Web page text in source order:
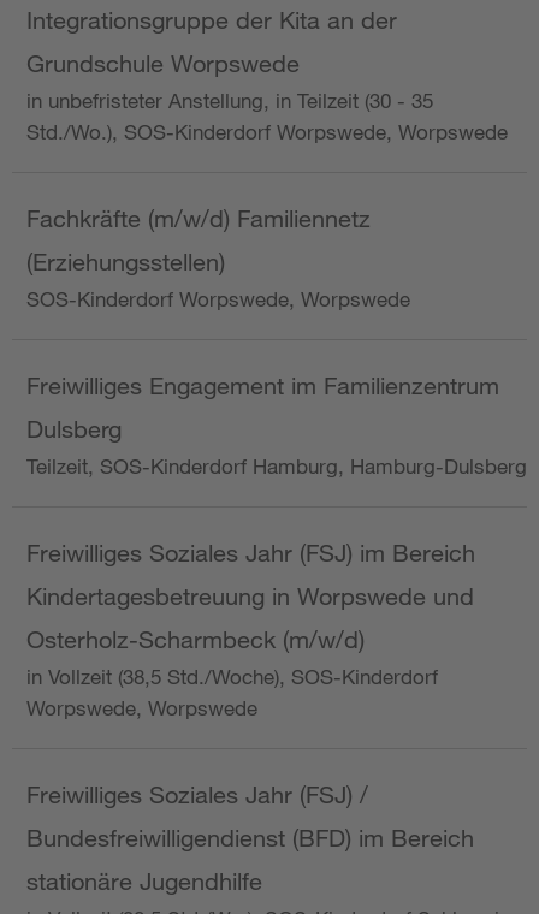
Integrationsgruppe der Kita an der
Grundschule Worpswede
in unbefristeter Anstellung, in Teilzeit (30 - 35
Std./Wo.), SOS-Kinderdorf Worpswede, Worpswede
Fachkräfte (m/w/d) Familiennetz
(Erziehungsstellen)
SOS-Kinderdorf Worpswede, Worpswede
Freiwilliges Engagement im Familienzentrum
Dulsberg
Teilzeit, SOS-Kinderdorf Hamburg, Hamburg-Dulsberg
Freiwilliges Soziales Jahr (FSJ) im Bereich
Kindertagesbetreuung in Worpswede und
Osterholz-Scharmbeck (m/w/d)
in Vollzeit (38,5 Std./Woche), SOS-Kinderdorf
Worpswede, Worpswede
Freiwilliges Soziales Jahr (FSJ) /
Bundesfreiwilligendienst (BFD) im Bereich
stationäre Jugendhilfe